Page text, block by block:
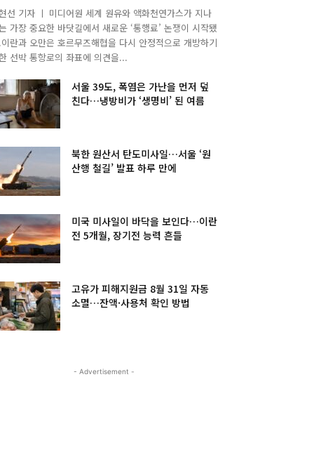
선 기자 ㅣ 미디어원 세계 원유와 액화천연가스가 지나
가장 중요한 바닷길에서 새로운 ‘통행료’ 논쟁이 시작됐
란과 오만은 호르무즈해협을 다시 안정적으로 개방하기
선박 통항로의 좌표에 의견을...
서울 39도, 폭염은 가난을 먼저 덮
친다…냉방비가 ‘생명비’ 된 여름
북한 원산서 탄도미사일…서울 ‘원
산행 철길’ 발표 하루 만에
미국 미사일이 바닥을 보인다…이란
전 5개월, 장기전 능력 흔들
고유가 피해지원금 8월 31일 자동
소멸…잔액·사용처 확인 방법
- Advertisement -